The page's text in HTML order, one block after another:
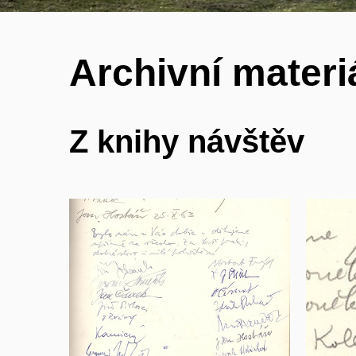
Archivní
Z knihy návštěv